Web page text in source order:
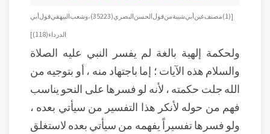
[(1) مصنف غبن أبي شيبة من قول الحسن البصري ( 35223 ) ، وشعب البيهقي قول أبي
الدرداء ( 118 ) ]
ولحكمة إلهية بالغة لم يفسر النبي عليه الصلاة
والسلام هذه الآيات ؛ إما باجتهاد منه ، أو بتوجيه من
الله جلت حكمته ، لأنه لو فسرها على النحو يناسب
فهم من حوله لأنكر هذا التفسير من سيأتي بعده ،
ولو فسرها تفسيراً يفهمه من سيأتي بعده لاستغلق